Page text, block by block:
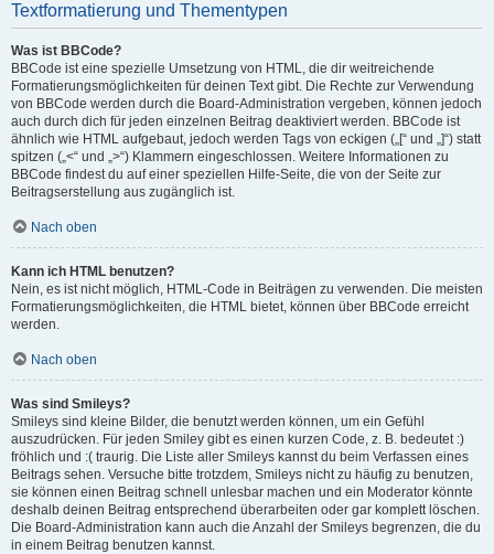
Textformatierung und Thementypen
Was ist BBCode?
BBCode ist eine spezielle Umsetzung von HTML, die dir weitreichende
Formatierungsmöglichkeiten für deinen Text gibt. Die Rechte zur Verwendung
von BBCode werden durch die Board-Administration vergeben, können jedoch
auch durch dich für jeden einzelnen Beitrag deaktiviert werden. BBCode ist
ähnlich wie HTML aufgebaut, jedoch werden Tags von eckigen („[“ und „]“) statt
spitzen („<“ und „>“) Klammern eingeschlossen. Weitere Informationen zu
BBCode findest du auf einer speziellen Hilfe-Seite, die von der Seite zur
Beitragserstellung aus zugänglich ist.
Nach oben
Kann ich HTML benutzen?
Nein, es ist nicht möglich, HTML-Code in Beiträgen zu verwenden. Die meisten
Formatierungsmöglichkeiten, die HTML bietet, können über BBCode erreicht
werden.
Nach oben
Was sind Smileys?
Smileys sind kleine Bilder, die benutzt werden können, um ein Gefühl
auszudrücken. Für jeden Smiley gibt es einen kurzen Code, z. B. bedeutet :)
fröhlich und :( traurig. Die Liste aller Smileys kannst du beim Verfassen eines
Beitrags sehen. Versuche bitte trotzdem, Smileys nicht zu häufig zu benutzen,
sie können einen Beitrag schnell unlesbar machen und ein Moderator könnte
deshalb deinen Beitrag entsprechend überarbeiten oder gar komplett löschen.
Die Board-Administration kann auch die Anzahl der Smileys begrenzen, die du
in einem Beitrag benutzen kannst.